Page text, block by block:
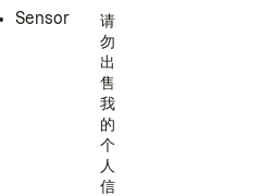
Sensor
请
勿
出
售
我
的
个
人
信